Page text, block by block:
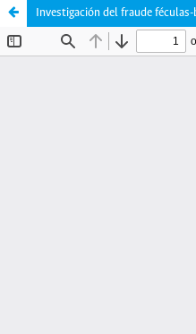
Investigación del fraude